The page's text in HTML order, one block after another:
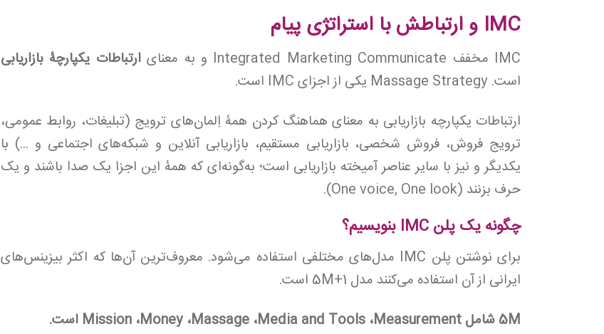
IMC و ارتباطش با استراتژی پیام
IMC مخفف Integrated Marketing Communicate و به معنای
ارتباطات یکپارچۀ بازاریابی
است. Massage Strategy یکی از اجزای IMC است.
ارتباطات یکپارچه بازاریابی به معنای هماهنگ کردن همۀ اِلمان‌های ترویج (تبلیغات، روابط عمومی،
ترویج فروش، فروش شخصی، بازاریابی مستقیم، بازاریابی آنلاین و شبکه‌های اجتماعی و ...) با
یکدیگر و نیز با سایر عناصر آمیخته بازاریابی است؛ به‌گونه‌ای که همۀ این اجزا یک صدا باشند و یک
حرف بزنند (One voice, One look).
چگونه یک پلن IMC بنویسیم؟
برای نوشتن پلن IMC مدل‌های مختلفی استفاده می‌شود. معروف‌ترین آن‌ها که اکثر بیزینس‌های
ایرانی از آن استفاده می‌کنند مدل 5M+1 است.
5M شامل Mission ،Money ،Massage ،Media and Tools ،Measurement است.